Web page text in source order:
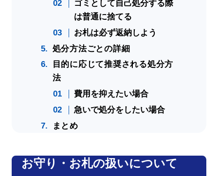
ゴミとして自己処分する際
は普通に捨てる
お札は必ず返納しよう
処分方法ごとの詳細
目的に応じて推奨される処分方
法
費用を抑えたい場合
急いで処分をしたい場合
まとめ
お守り・お札の扱いについて